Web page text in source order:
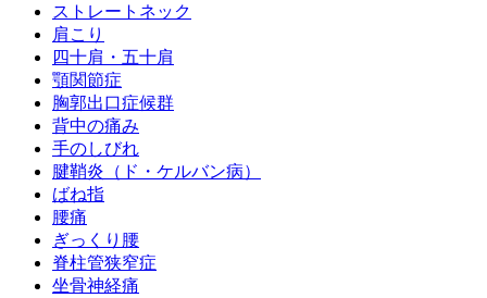
ストレートネック
肩こり
四十肩・五十肩
顎関節症
胸郭出口症候群
背中の痛み
手のしびれ
腱鞘炎（ド・ケルバン病）
ばね指
腰痛
ぎっくり腰
脊柱管狭窄症
坐骨神経痛